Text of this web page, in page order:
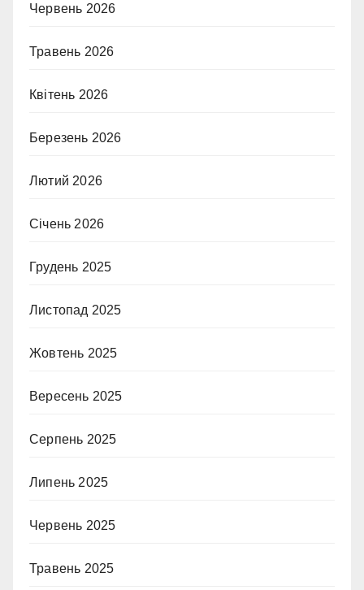
Червень 2026
Травень 2026
Квітень 2026
Березень 2026
Лютий 2026
Січень 2026
Грудень 2025
Листопад 2025
Жовтень 2025
Вересень 2025
Серпень 2025
Липень 2025
Червень 2025
Травень 2025